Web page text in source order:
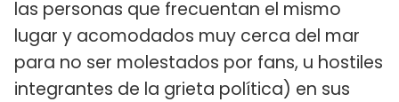
las personas que frecuentan el mismo
lugar y acomodados muy cerca del mar
para no ser molestados por fans, u hostiles
integrantes de la grieta política) en sus